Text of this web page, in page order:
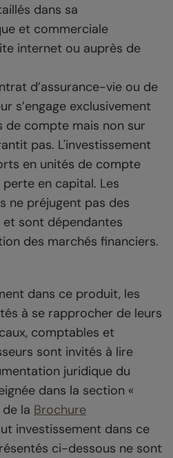
dans sa
et commerciale
internet ou auprès de
d’assurance-vie ou de
s’engage exclusivement
de compte mais non sur
pas. L'investissement
en unités de compte
en capital. Les
ne préjugent pas des
sont dépendantes
des marchés financiers.
dans ce produit, les
à se rapprocher de leurs
comptables et
sont invités à lire
juridique du
dans la section «
la Brochure
investissement dans ce
ci-dessous ne sont